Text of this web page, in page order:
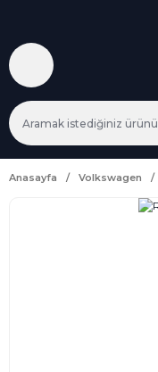
Anasayfa Volkswagen